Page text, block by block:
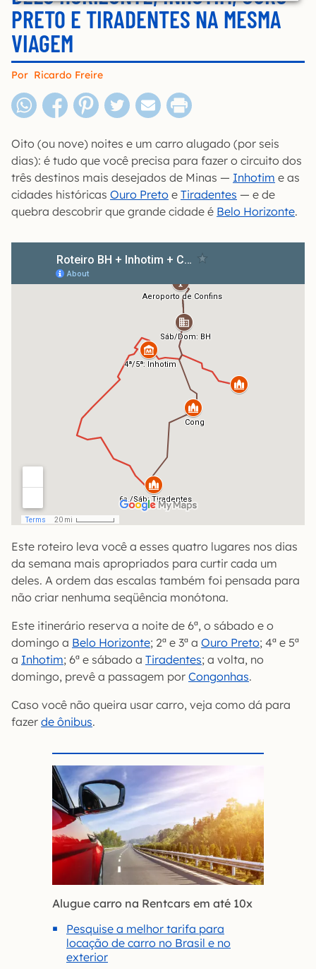
PRETO E TIRADENTES NA MESMA
VIAGEM
Por Ricardo Freire
Oito (ou nove) noites e um carro alugado (por seis
dias): é tudo que você precisa para fazer o circuito dos
três destinos mais desejados de Minas — Inhotim e as
cidades históricas Ouro Preto e Tiradentes — e de
quebra descobrir que grande cidade é Belo Horizonte.
Este roteiro leva você a esses quatro lugares nos dias
da semana mais apropriados para curtir cada um
deles. A ordem das escalas também foi pensada para
não criar nenhuma seqüência monótona.
Este itinerário reserva a noite de 6ª, o sábado e o
domingo a Belo Horizonte; 2ª e 3ª a Ouro Preto; 4ª e 5ª
a Inhotim; 6ª e sábado a Tiradentes; a volta, no
domingo, prevê a passagem por Congonhas.
Caso você não queira usar carro, veja como dá para
fazer de ônibus.
Alugue carro na Rentcars em até 10x
Pesquise a melhor tarifa para
locação de carro no Brasil e no
exterior